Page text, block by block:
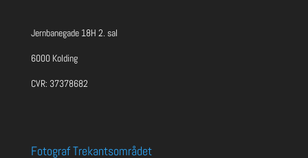
Jernbanegade 18H 2. sal
6000 Kolding
CVR: 37378682
Fotograf Trekantsområdet